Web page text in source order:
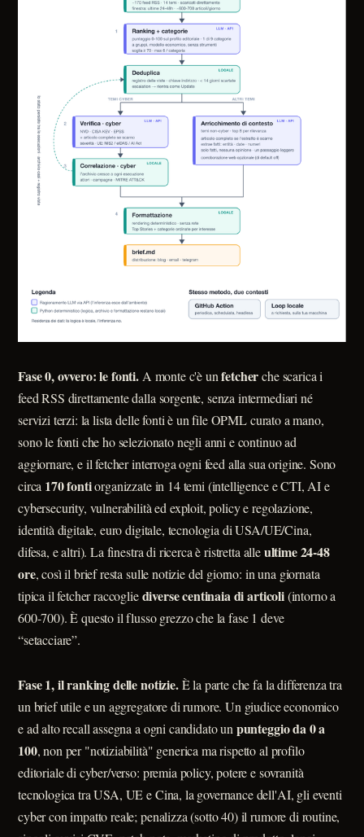
Fase 0, ovvero: le fonti. A monte c'è unfetcherche scarica i
feed RSS direttamente dalla sorgente, senza intermediari né
servizi terzi: la lista delle fonti è un file OPML curato a mano,
sono le fonti che ho selezionato negli anni e continuo ad
aggiornare, e il fetcher interroga ogni feed alla sua origine. Sono
circa 170 fontiorganizzate in 14 temi (intelligence e CTI, AI e
cybersecurity, vulnerabilità ed exploit, policy e regolazione,
identità digitale, euro digitale, tecnologia di USA/UE/Cina,
difesa, e altri). La finestra di ricerca è ristretta alleultime 24-48
ore, così il brief resta sulle notizie del giorno: in una giornata
tipica il fetcher raccogliediverse centinaia di articoli(intorno a
600-700). È questo il flusso grezzo che la fase 1 deve
“setacciare”.
Fase 1, il ranking delle notizie.È la parte che fa la differenza tra
un brief utile e un aggregatore di rumore. Un giudice economico
e ad alto recall assegna a ogni candidato un punteggio da 0 a
100, non per "notiziabilità" generica ma rispetto al profilo
editoriale di cyber/verso: premia policy, potere e sovranità
tecnologica tra USA, UE e Cina, la governance dell'AI, gli eventi
cyber con impatto reale; penalizza (sotto 40) il rumore di routine,